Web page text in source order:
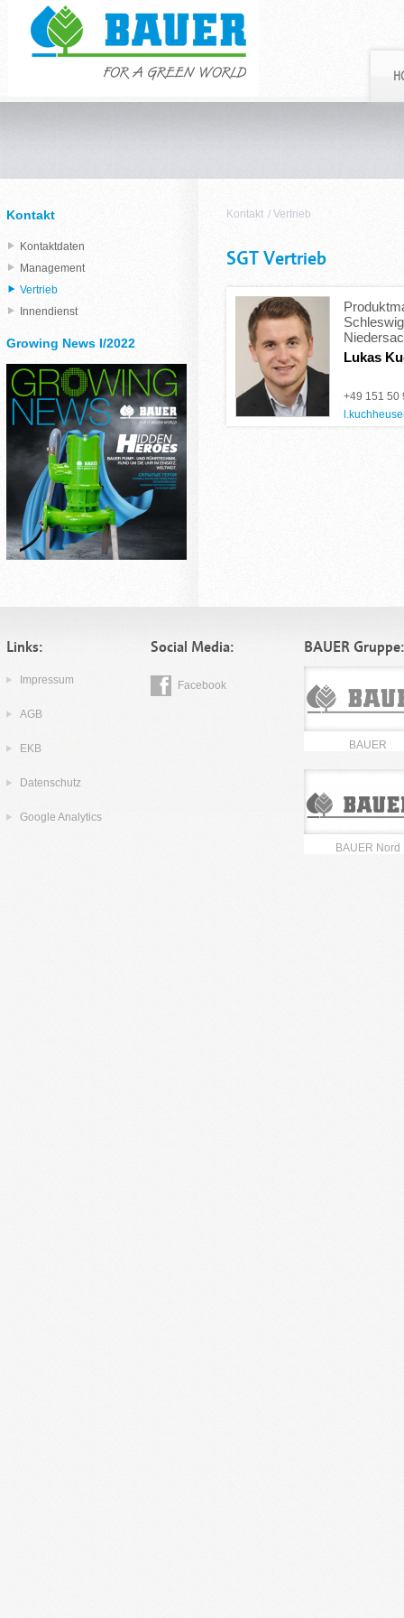
Kontakt / Vertrieb
SGT Vertrieb
Lukas
+49 151 50
Kontakt
Kontaktdaten
Management
Vertrieb
Innendienst
Growing News I/2022
Links:
Impressum
AGB
EKB
Datenschutz
Google Analytics
Social Media:
Facebook
BAUER Gruppe:
BAUER
BAUER Nord